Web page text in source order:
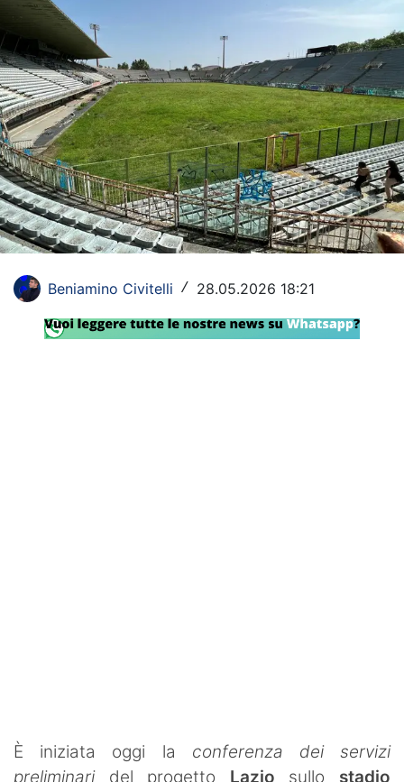
Serie A
Champions League
Europa League
Altri Sport
Formula 1
Tennis
Vela
SHOP LAZIO
Contatti
Beniamino Civitelli / 28.05.2026 18:21
È iniziata oggi la conferenza dei servizi
preliminaridel progetto Lazio sullo stadio